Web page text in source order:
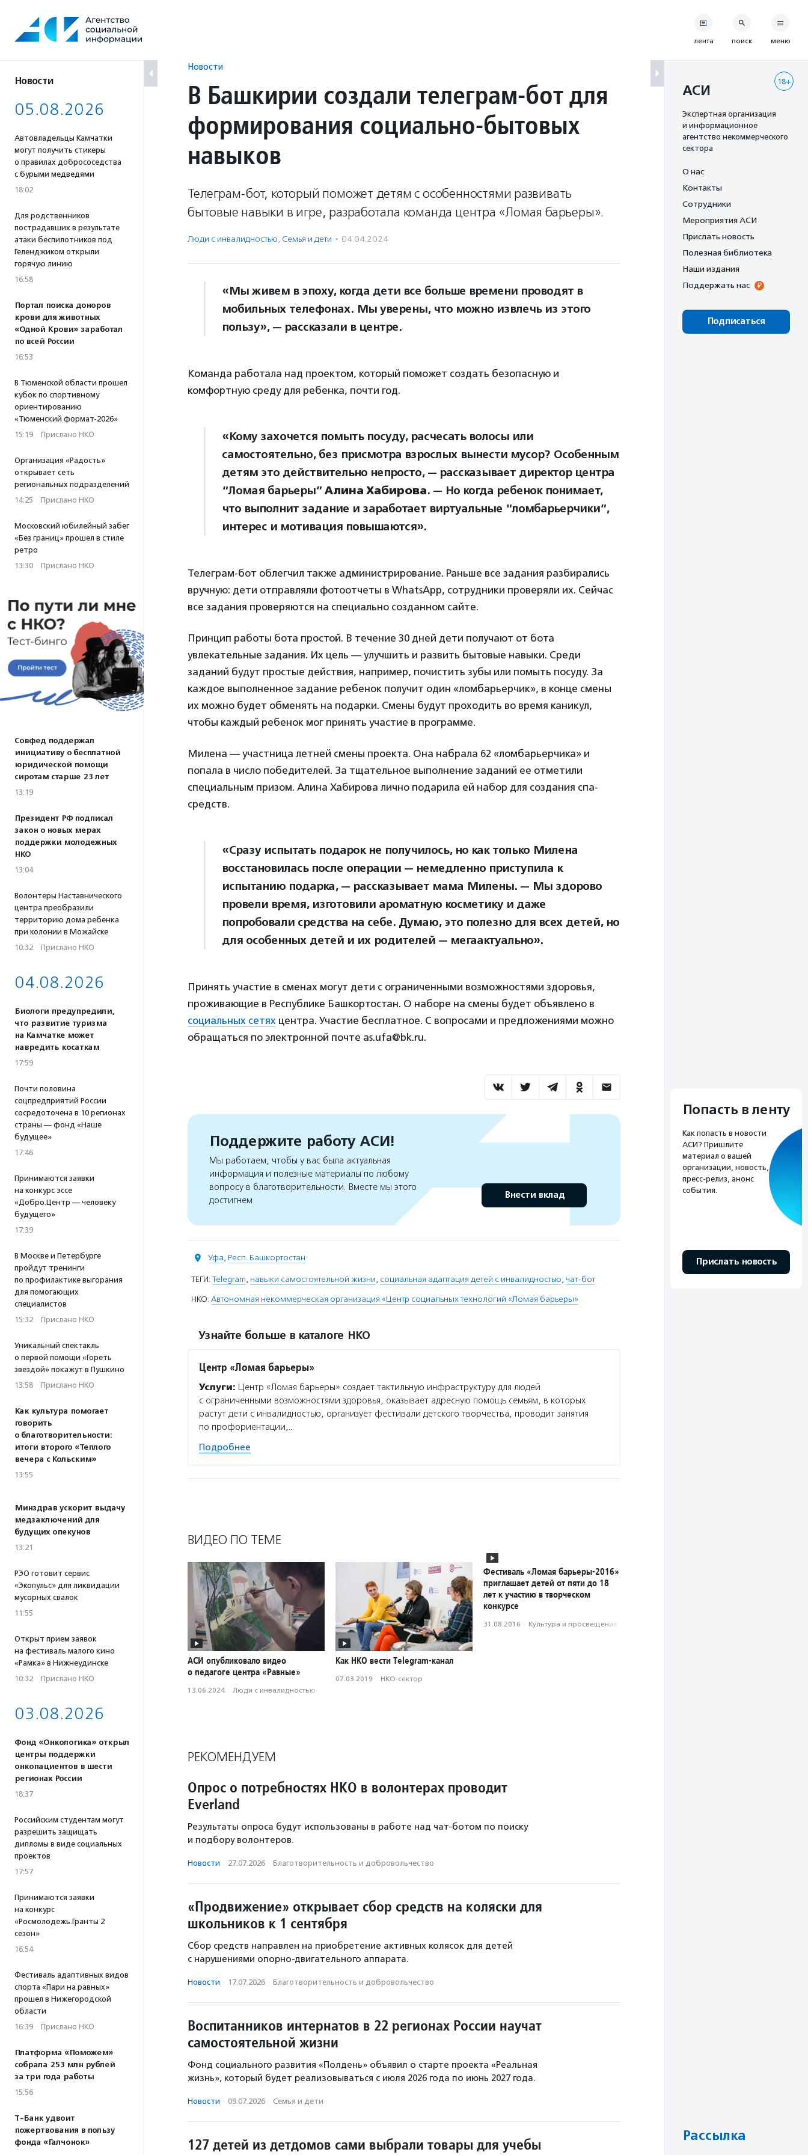
содержанию
Новости
05.08.2026
Автовладельцы Камчатки
могут получить стикеры
о правилах добрососедства
с бурыми медведями
18:02
Для родственников
пострадавших в результате
атаки беспилотников под
Геленджиком открыли
горячую линию
16:58
Портал поиска доноров
крови для животных
«Одной Крови» заработал
по всей России
16:53
В Тюменской области прошел
кубок по спортивному
ориентированию
«Тюменский формат-2026»
15:19 · Прислано НКО
Организация «Радость»
открывает сеть
региональных подразделений
14:25 · Прислано НКО
Московский юбилейный забег
«Без границ» прошел в стиле
ретро
13:30 · Прислано НКО
Совфед поддержал
инициативу о бесплатной
юридической помощи
сиротам старше 23 лет
13:19
Президент РФ подписал
закон о новых мерах
поддержки молодежных
НКО
13:04
Волонтеры Наставнического
центра преобразили
территорию дома ребенка
при колонии в Можайске
10:32 · Прислано НКО
04.08.2026
Биологи предупредили,
что развитие туризма
на Камчатке может
навредить косаткам
17:59
Почти половина
соцпредприятий России
сосредоточена в 10 регионах
страны — фонд «Наше
будущее»
17:46
Принимаются заявки
на конкурс эссе
«Добро.Центр — человеку
будущего»
17:39
В Москве и Петербурге
пройдут тренинги
по профилактике выгорания
для помогающих
специалистов
15:32 · Прислано НКО
Уникальный спектакль
о первой помощи «Гореть
звездой» покажут в Пушкино
13:58 · Прислано НКО
Как культура помогает
говорить
о благотворительности:
итоги второго «Теплого
вечера с Кольским»
13:55
Минздрав ускорит выдачу
медзаключений для
будущих опекунов
13:21
РЭО готовит сервис
«Экопульс» для ликвидации
мусорных свалок
11:55
Открыт прием заявок
на фестиваль малого кино
«Рамка» в Нижнеудинске
10:32 · Прислано НКО
03.08.2026
Фонд «Онкологика» открыл
центры поддержки
онкопациентов в шести
регионах России
18:37
Российским студентам могут
разрешить защищать
дипломы в виде социальных
проектов
17:57
Принимаются заявки
на конкурс
«Росмолодежь.Гранты 2
сезон»
16:54
Фестиваль адаптивных видов
спорта «Пари на равных»
прошел в Нижегородской
области
16:39 · Прислано НКО
Платформа «Поможем»
собрала 253 млн рублей
за три года работы
15:56
Т-Банк удвоит
пожертвования в пользу
фонда «Галчонок»
Новости
В Башкирии создали телеграм-бот для
формирования социально-бытовых
навыков
Телеграм-бот, который поможет детям с особенностями развивать
бытовые навыки в игре, разработала команда центра «Ломая барьеры».
Люди с инвалидностью, Семья и дети · 04.04.2024
«Мы живем в эпоху, когда дети все больше времени проводят в
мобильных телефонах. Мы уверены, что можно извлечь из этого
пользу», — рассказали в центре.
Команда работала над проектом, который поможет создать безопасную и
комфортную среду для ребенка, почти год.
«Кому захочется помыть посуду, расчесать волосы или
самостоятельно, без присмотра взрослых вынести мусор? Особенным
детям это действительно непросто, — рассказывает директор центра
“Ломая барьеры”Алина Хабирова. — Но когда ребенок понимает,
что выполнит задание и заработает виртуальные “ломбарьерчики”,
интерес и мотивация повышаются».
Телеграм-бот облегчил также администрирование. Раньше все задания разбирались
вручную: дети отправляли фотоотчеты в WhatsApp, сотрудники проверяли их. Сейчас
все задания проверяются на специально созданном сайте.
Принцип работы бота простой. В течение 30 дней дети получают от бота
увлекательные задания. Их цель — улучшить и развить бытовые навыки. Среди
заданий будут простые действия, например, почистить зубы или помыть посуду. За
каждое выполненное задание ребенок получит один «ломбарьерчик», в конце смены
их можно будет обменять на подарки. Смены будут проходить во время каникул,
чтобы каждый ребенок мог принять участие в программе.
Милена — участница летней смены проекта. Она набрала 62 «ломбарьерчика» и
попала в число победителей. За тщательное выполнение заданий ее отметили
специальным призом. Алина Хабирова лично подарила ей набор для создания спа-
средств.
«Сразу испытать подарок не получилось, но как только Милена
восстановилась после операции — немедленно приступила к
испытанию подарка, — рассказывает мама Милены. — Мы здорово
провели время, изготовили ароматную косметику и даже
попробовали средства на себе. Думаю, это полезно для всех детей, но
для особенных детей и их родителей — мегаактуально».
Принять участие в сменах могут дети с ограниченными возможностями здоровья,
проживающие в Республике Башкортостан. О наборе на смены будет объявлено в
социальных сетях центра. Участие бесплатное. С вопросами и предложениями можно
обращаться по электронной почте as.ufa@bk.ru.
Поддержите работу АСИ!
Мы работаем, чтобы у вас была актуальная
информация и полезные материалы по любому
вопросу в благотворительности. Вместе мы этого
достигнем
Внести вклад
Уфа, Респ. Башкортостан
ТЕГИ: Telegram, навыки самостоятельной жизни, социальная адаптация детей с инвалидностью, чат-бот
НКО: Автономная некоммерческая организация «Центр социальных технологий «Ломая барьеры»
Узнайте больше в каталоге НКО
Центр «Ломая барьеры»
Услуги: Центр «Ломая барьеры» создает тактильную инфраструктуру для людей
с ограниченными возможностями здоровья, оказывает адресную помощь семьям, в которых
растут дети с инвалидностью, организует фестивали детского творчества, проводит занятия
по профориентации,…
Подробнее
ВИДЕО ПО ТЕМЕ
АСИ опубликовало видео
о педагоге центра «Равные»
13.06.2024 · Люди с инвалидностью
Как НКО вести Telegram-канал
07.03.2019 · НКО-сектор
Фестиваль «Ломая барьеры-2016»
приглашает детей от пяти до 18
лет к участию в творческом
конкурсе
31.08.2016 · Культура и просвещение
РЕКОМЕНДУЕМ
Опрос о потребностях НКО в волонтерах проводит
Everland
Результаты опроса будут использованы в работе над чат-ботом по поиску
и подбору волонтеров.
Новости · 27.07.2026 · Благотвори­тель­ность и доброволь­чест­во
«Продвижение» открывает сбор средств на коляски для
школьников к 1 сентября
Сбор средств направлен на приобретение активных колясок для детей
с нарушениями опорно-двигательного аппарата.
Новости · 17.07.2026 · Благотвори­тель­ность и доброволь­чест­во
Воспитанников интернатов в 22 регионах России научат
самостоятельной жизни
Фонд социального развития «Полдень» объявил о старте проекта «Реальная
жизнь», который будет реализовываться с июля 2026 года по июнь 2027 года.
Новости · 09.07.2026 · Семья и дети
127 детей из детдомов сами выбрали товары для учебы
лента поиск меню
18+
АСИ
Экспертная организация
и информационное
агентство некоммерческого
сектора
О нас
Контакты
Сотрудники
Мероприятия АСИ
Прислать новость
Полезная библиотека
Наши издания
Поддержать нас
Подписаться
Попасть в ленту
Как попасть в новости
АСИ? Пришлите
материал о вашей
организации, новость,
пресс-релиз, анонс
события.
Прислать новость
Рассылка